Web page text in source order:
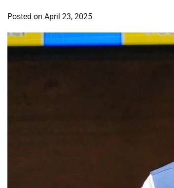
Posted on April 23, 2025